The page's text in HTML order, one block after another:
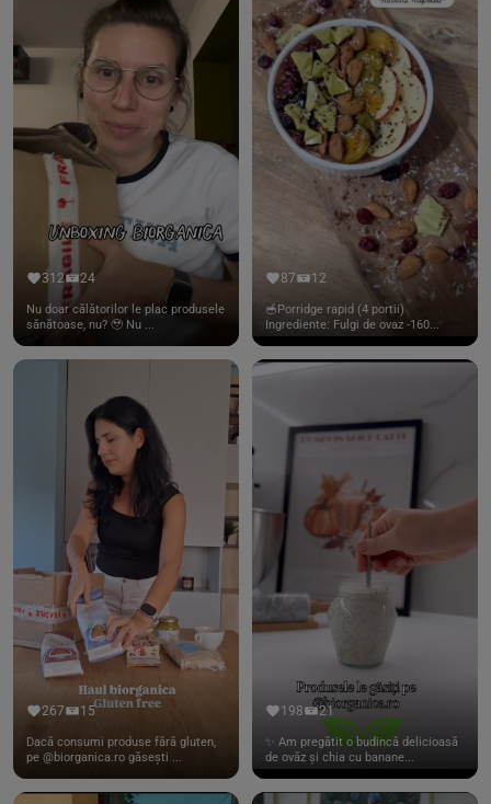
312 24
Nu doar călătorilor le plac produsele
sănătoase, nu? 🥹 Nu ...
87 12
🥣Porridge rapid (4 portii)
Ingrediente: Fulgi de ovaz -160...
267 15
Dacă consumi produse fără gluten,
pe @biorganica.ro găsești ...
198 21
✨ Am pregătit o budincă delicioasă
de ovăz și chia cu banane...